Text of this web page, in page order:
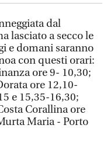
dal
lasciato a secco le
e domani saranno
con questi orari:
ore 9- 10,30;
ore 12,10-
e 15,35-16,30;
Corallina ore
Maria - Porto